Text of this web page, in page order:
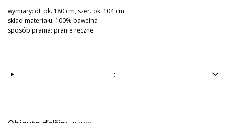
wymiary: dł. ok. 180 cm, szer. ok. 104 cm
skład materiału: 100% bawełna
sposób prania: pranie ręczne
: